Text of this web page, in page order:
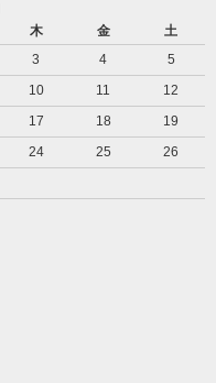
木 金
土
3 4
5
10 11
12
17 18
19
24 25
26